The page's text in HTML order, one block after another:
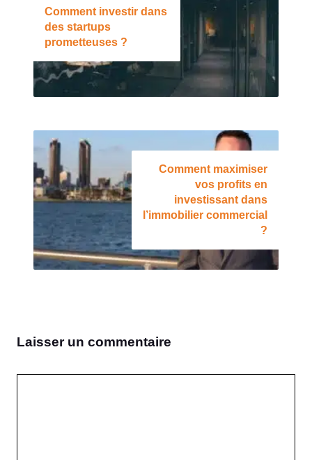
Comment investir dans
des startups
prometteuses ?
Comment maximiser
vos profits en
investissant dans
l’immobilier commercial
?
Laisser un commentaire